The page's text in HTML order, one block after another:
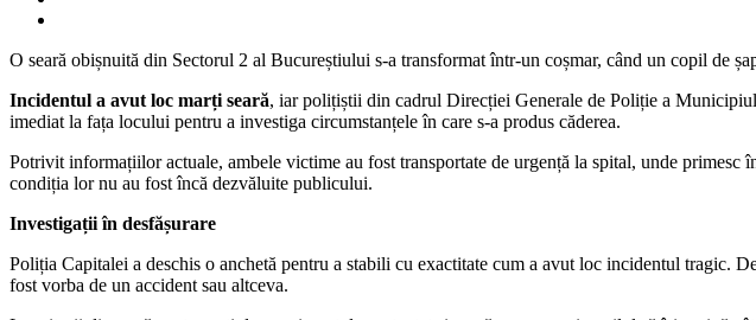
O seară obișnuită din Sectorul 2 al Bucureștiului s-a transformat într-un coșmar, când un copil de
Incidentul a avut loc marți seară, iar polițiștii din cadrul Direcției Generale de Poliție a
imediat la fața locului pentru a investiga circumstanțele în care s-a produs căderea.
Potrivit informațiilor actuale, ambele victime au fost transportate de urgență la spital, unde
condiția lor nu au fost încă dezvăluite publicului.
Investigații în desfășurare
Poliția Capitalei a deschis o anchetă pentru a stabili cu exactitate cum a avut loc incidentul tragic.
fost vorba de un accident sau altceva.